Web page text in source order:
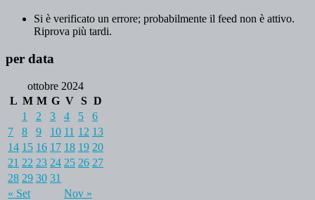
Si è verificato un errore; probabilmente il feed non è attivo.
Riprova più tardi.
per data
ottobre 2024
L M M G V S D
« Set Nov »
1 2 3 4 5
6
7
8 9 10 11 12 13
14 15 16 17 18 19 20
21 22 23 24 25 26 27
28 29 30 31